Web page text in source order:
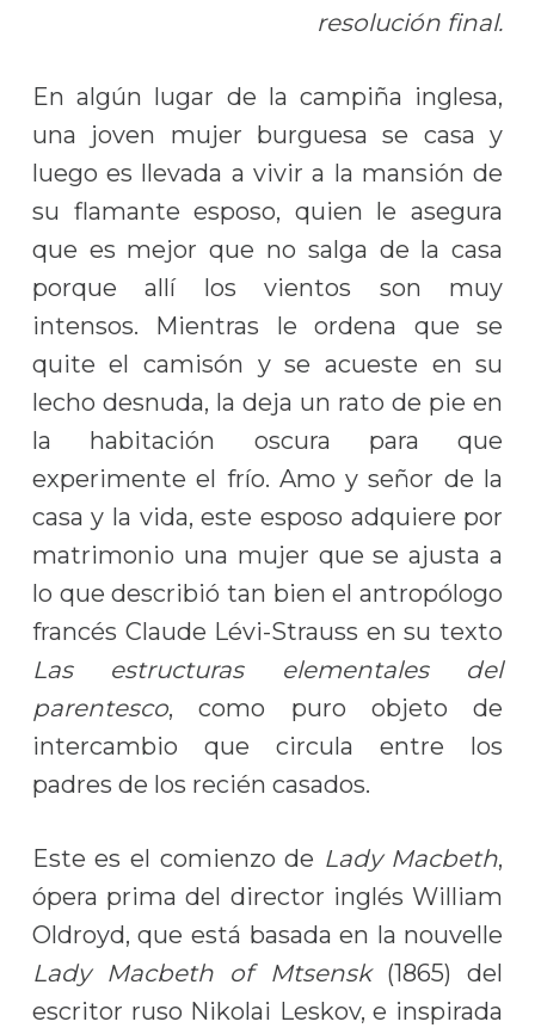
resolución final.
En algún lugar de la campiña inglesa,
una joven mujer burguesa se casa y
luego es llevada a vivir a la mansión de
su flamante esposo, quien le asegura
que es mejor que no salga de la casa
porque allí los vientos son muy
intensos. Mientras le ordena que se
quite el camisón y se acueste en su
lecho desnuda, la deja un rato de pie en
la habitación oscura para que
experimente el frío. Amo y señor de la
casa y la vida, este esposo adquiere por
matrimonio una mujer que se ajusta a
lo que describió tan bien el antropólogo
francés Claude Lévi-Strauss en su texto
Las estructuras elementales del
parentesco, como puro objeto de
intercambio que circula entre los
padres de los recién casados.
Este es el comienzo de Lady Macbeth,
ópera prima del director inglés William
Oldroyd, que está basada en la nouvelle
Lady Macbeth of Mtsensk(1865) del
escritor ruso Nikolai Leskov, e inspirada